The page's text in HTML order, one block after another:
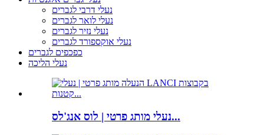
נעלי דרבי לגברים
נעלי לואר לגברים
נעלי נזיר לגברים
נעלי אוקספורד לגברים
כפכפים לגברים
נעלי הליכה
נעלי מותג פרטי | לוס אנג'לס...